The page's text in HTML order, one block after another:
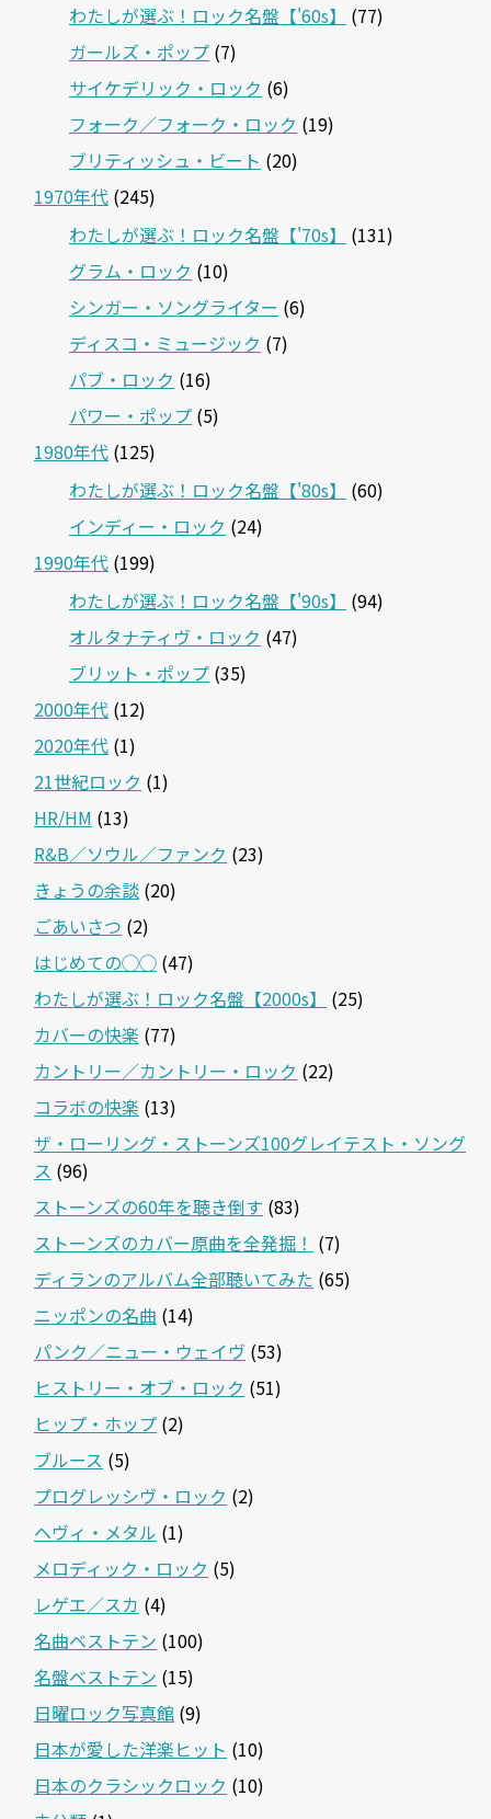
わたしが選ぶ！ロック名盤【'60s】
(77)
ガールズ・ポップ (7)
サイケデリック・ロック (6)
フォーク／フォーク・ロック (19)
ブリティッシュ・ビート (20)
1970年代 (245)
わたしが選ぶ！ロック名盤【'70s】
(131)
グラム・ロック (10)
シンガー・ソングライター (6)
ディスコ・ミュージック (7)
パブ・ロック (16)
パワー・ポップ (5)
1980年代 (125)
わたしが選ぶ！ロック名盤【'80s】
(60)
インディー・ロック (24)
1990年代 (199)
わたしが選ぶ！ロック名盤【'90s】
(94)
オルタナティヴ・ロック (47)
ブリット・ポップ (35)
2000年代 (12)
2020年代 (1)
21世紀ロック (1)
HR/HM (13)
R&B／ソウル／ファンク (23)
きょうの余談 (20)
ごあいさつ (2)
はじめての◯◯ (47)
わたしが選ぶ！ロック名盤【2000s】
(25)
カバーの快楽 (77)
カントリー／カントリー・ロック (22)
コラボの快楽 (13)
ザ・ローリング・ストーンズ100グレイテスト・ソング
ス (96)
ストーンズの60年を聴き倒す (83)
ストーンズのカバー原曲を全発掘！ (7)
ディランのアルバム全部聴いてみた (65)
ニッポンの名曲 (14)
パンク／ニュー・ウェイヴ (53)
ヒストリー・オブ・ロック (51)
ヒップ・ホップ (2)
ブルース (5)
プログレッシヴ・ロック (2)
ヘヴィ・メタル (1)
メロディック・ロック (5)
レゲエ／スカ (4)
名曲ベストテン (100)
名盤ベストテン (15)
日曜ロック写真館 (9)
日本が愛した洋楽ヒット (10)
日本のクラシックロック (10)